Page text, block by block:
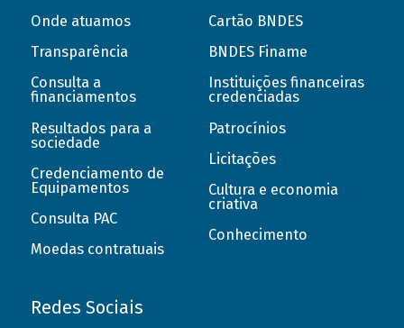
Onde atuamos
Transparência
Consulta a
financiamentos
Resultados para a
sociedade
Credenciamento de
Equipamentos
Consulta PAC
Moedas contratuais
Cartão BNDES
BNDES Finame
Instituições financeiras
credenciadas
Patrocínios
Licitações
Cultura e economia
criativa
Conhecimento
Redes Sociais